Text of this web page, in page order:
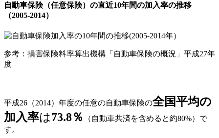
自動車保険（任意保険）の直近10年間の加入率の推移
（2005-2014）
参考：損害保険料率算出機構「自動車保険の概況」平成27年
度
平成26（2014）年度の任意の自動車保険の全国平均の
加入率は73.8％
（自動車共済を含めると約80%）で
す。